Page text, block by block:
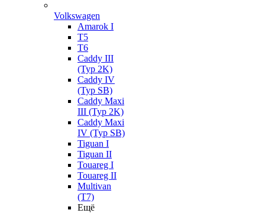
Volkswagen
Amarok I
T5
T6
Caddy III
(Typ 2K)
Caddy IV
(Typ SB)
Caddy Maxi
III (Typ 2K)
Caddy Maxi
IV (Typ SB)
Tiguan I
Tiguan II
Touareg I
Touareg II
Multivan
(T7)
Ещё